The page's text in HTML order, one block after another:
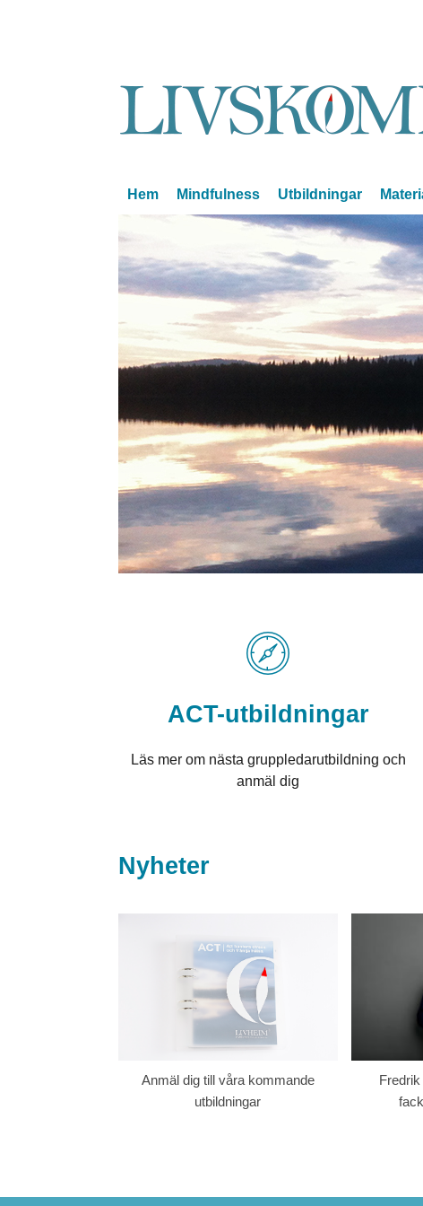
Hem Mindfulness Utbildningar
ACT-utbildningar
Läs mer om nästa gruppledarutbildning och
anmäl dig
Nyheter
Anmäl dig till våra kommande
utbildningar